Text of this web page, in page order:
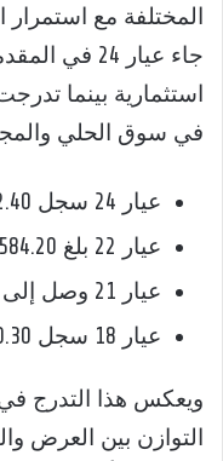
المختلفة مع
جاء عيار 24
استثمارية بينما
في سوق الحلي
عيار 24 سجل 632.40 ريال قطري.
عيار 22 بلغ 584.20 ريال قطري.
عيار 21 وصل إلى 559.40 ريال قطري.
عيار 18 سجل 480.30 ريال قطري.
ويعكس هذا التدرج
التوازن بين العرض